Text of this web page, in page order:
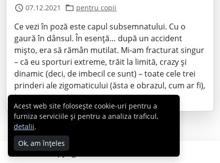
07.12.2021 pentru copii
Ce vezi în poză este capul subsemnatului. Cu o
gaură în dânsul. În esență… după un accident
mișto, era să rămân mutilat. Mi-am fracturat singur
– că eu sporturi extreme, trăit la limită, crazy și
dinamic (deci, de imbecil ce sunt) – toate cele trei
prinderi ale zigomaticului (ăsta e obrazul, cum ar fi),
iar…
Copyright © 2007 - 2026 Cabral.ro
Acest web site folosește cookie-uri pentru a
furniza serviciile și pentru a analiza traficul,
detalii.
Ok, am înțeles